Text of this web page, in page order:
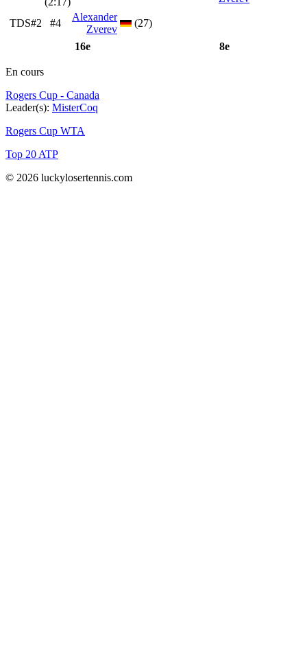
TDS#2
#4
Alexander
Zverev
(27)
16e
8e
En cours
Rogers Cup - Canada
Leader(s): MisterCoq
Rogers Cup WTA
Top 20 ATP
© 2026 luckylosertennis.com